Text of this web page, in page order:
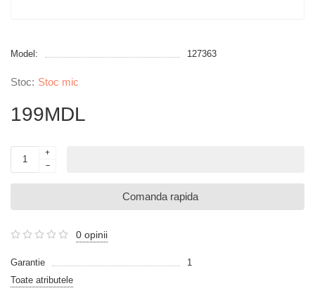
Model: 127363
Stoc mic
199MDL
Comanda rapida
0 opinii
Garantie
1
Toate atributele